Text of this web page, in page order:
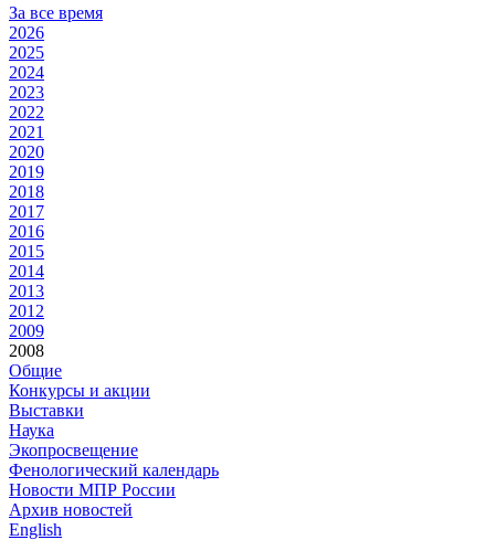
За все время
2026
2025
2024
2023
2022
2021
2020
2019
2018
2017
2016
2015
2014
2013
2012
2009
2008
Общие
Конкурсы и акции
Выставки
Наука
Экопросвещение
Фенологический календарь
Новости МПР России
Архив новостей
English